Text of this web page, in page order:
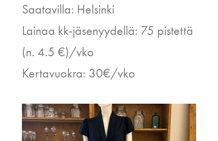
Saatavilla: Helsinki
Lainaa kk-jäsenyydellä: 75 pistettä
(n. 4.5 €)/vko
Kertavuokra: 30€/vko